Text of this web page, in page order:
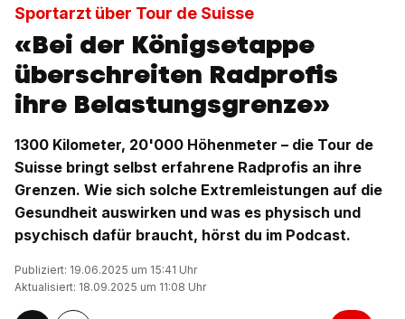
Sportarzt über Tour de Suisse
«Bei der Königsetappe
überschreiten Radprofis
ihre Belastungsgrenze»
1300 Kilometer, 20'000 Höhenmeter – die Tour de
Suisse bringt selbst erfahrene Radprofis an ihre
Grenzen. Wie sich solche Extremleistungen auf die
Gesundheit auswirken und was es physisch und
psychisch dafür braucht, hörst du im Podcast.
Publiziert: 19.06.2025 um 15:41 Uhr
Aktualisiert: 18.09.2025 um 11:08 Uhr